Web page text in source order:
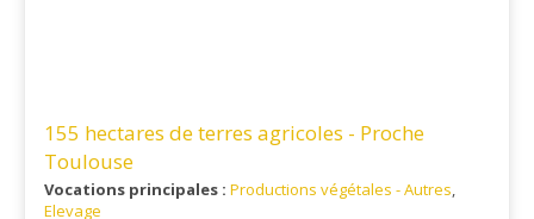
155 hectares de terres agricoles - Proche
Toulouse
Vocations principales : Productions végétales - Autres,
Elevage